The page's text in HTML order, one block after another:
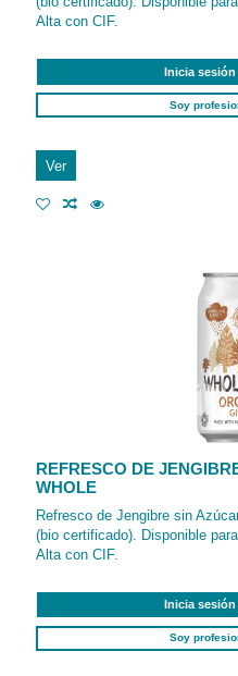
Alta con CIF.
Inicia sesión
Soy
Ver
REFRESCO DE
WHOLE
Refresco de Jengibre sin
(bio certificado). Disponible
Alta con CIF.
Inicia
Soy